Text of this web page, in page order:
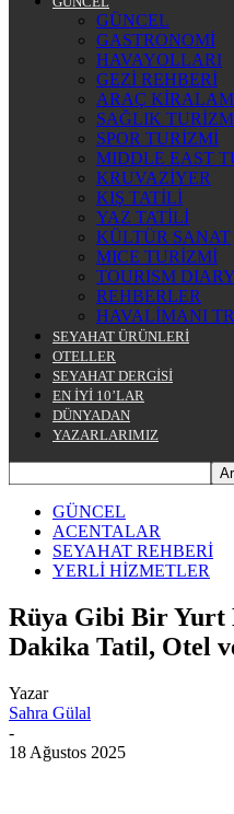
GÜNCEL
GASTRONOMİ
HAVAYOLLARI
GEZİ REHBERİ
ARAÇ
SAĞLIK
SPOR TURİZMİ
MIDDLE EAST
KRUVAZİYER
KIŞ TATİLİ
YAZ TATİLİ
KÜLTÜR SANAT
MICE TURİZMİ
TOURISM DIARY
REHBERLER
HAVALİMANI
SEYAHAT ÜRÜNLERİ
OTELLER
SEYAHAT DERGİSİ
EN İYİ 10’LAR
DÜNYADAN
YAZARLARIMIZ
GÜNCEL
ACENTALAR
SEYAHAT REHBERİ
YERLİ HİZMETLER
Rüya Gibi Bir Yurt
Dakika Tatil, Otel
Yazar
Sahra Gülal
-
18 Ağustos 2025